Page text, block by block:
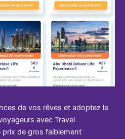
de vos rêves et adoptez le
avec Travel
prix de gros faiblement